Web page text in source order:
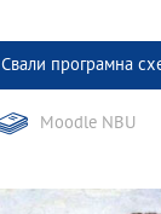
Свали програмна
Moodle NBU